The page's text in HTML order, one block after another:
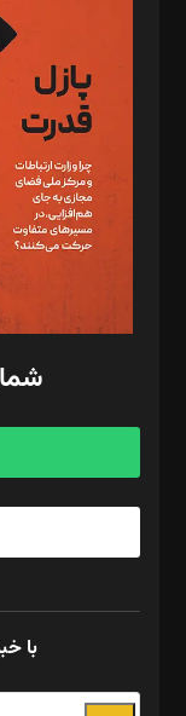
د‌بیر تحریریه آنلاین:
تحریریه‌: مجتبی
مصطفی مسجدی آرانی،
رستمی،مصطفی باستان
ویرایش: نگار استاد‌‌آقا
طراح یونیفرم: مجید توکلی
فیلمبرداری و عکاسی:
گرافیک و صفحه‌آرایی:
مد‌یر توسعه تجاری:
امور مالی: شاپور
آگهی و مشترکین: ۰۹۱۹۹۹۹۰۴۵۴
شماره ۱۴۷ -
با